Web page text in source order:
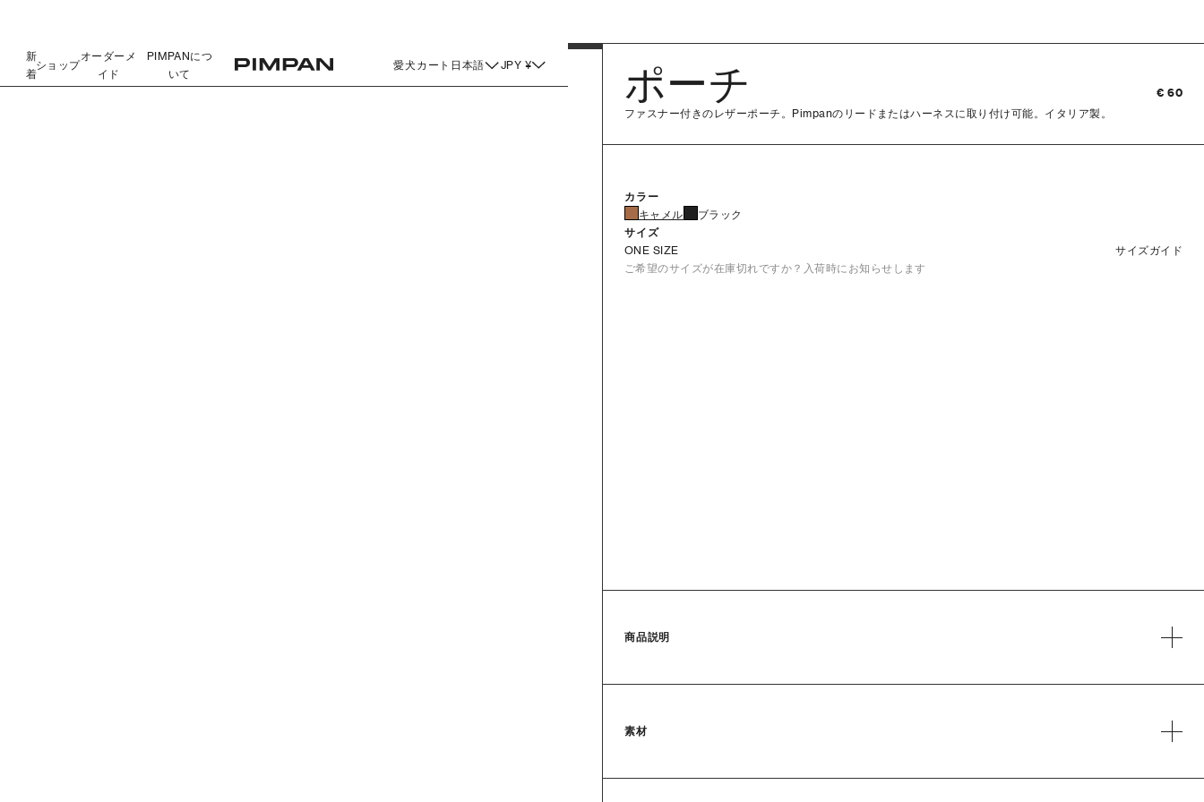
新
着
ショップ
オーダーメ
イド
PIMPANにつ
いて
愛犬 カート 日本語 JPY ¥ ポーチ € 60
ファスナー付きのレザーポーチ。Pimpanのリードまたはハーネスに取り付け可能。イタリア製。
カラー
キャメル ブラック
サイズ
ONE SIZE
サイズガイド
ご希望のサイズが在庫切れですか？入荷時にお知らせします
商品説明
素材